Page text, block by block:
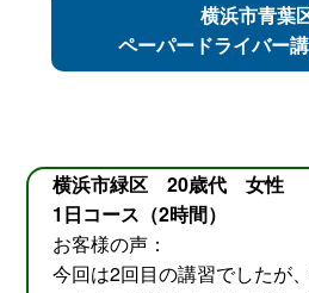
横浜市青葉
ペーパードライバー
横浜市緑区 20歳代 女性
1日コース（2時間）
お客様の声：
今回は2回目の講習でしたが